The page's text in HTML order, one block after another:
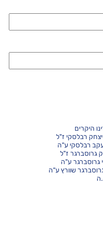
היקרים
רבלסקי ז"ל
רבלסקי ע"ה
גרוסברגר ז"ל
ע"ה
שוורץ ע"ה